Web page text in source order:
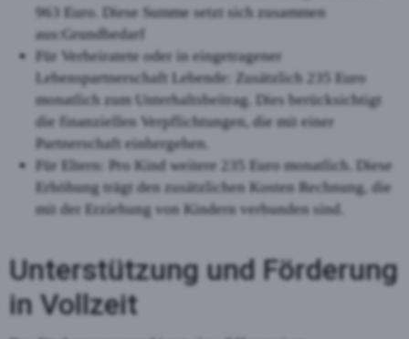
963 Euro. Diese Summe setzt sich zusammen
aus:Grundbedarf
Für Verheiratete oder in eingetragener
Lebenspartnerschaft Lebende: Zusätzlich 235 Euro
monatlich zum Unterhaltsbeitrag. Dies berücksichtigt
die finanziellen Verpflichtungen, die mit einer
Partnerschaft einhergehen.
Für Eltern: Pro Kind weitere 235 Euro monatlich. Diese
Erhöhung trägt den zusätzlichen Kosten Rechnung, die
mit der Erziehung von Kindern verbunden sind.
Unterstützung und Förderung
in Vollzeit